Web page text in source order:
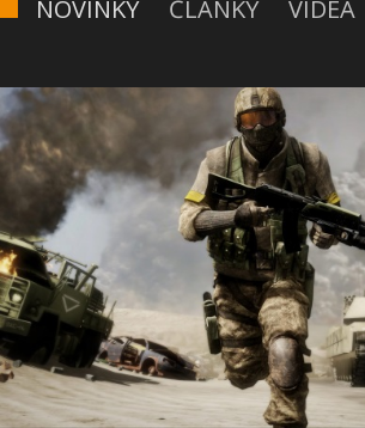
NOVINKY ČLÁNKY VIDEÁ